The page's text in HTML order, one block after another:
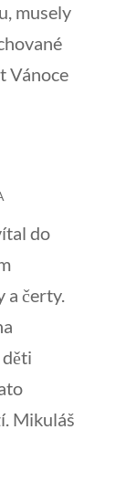
musely
Vánoce
do
a čerty.
Mikuláš